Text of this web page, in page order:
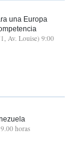
una Europa
Av. Louise) 9:00
horas